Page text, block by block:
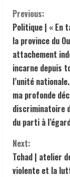
C
o
n
t
i
n
u
e
Previous:
Politique | « En
la province du
attachement
incarne depuis
l’unité
ma profonde
discriminatoire
du parti à
Next:
Tchad | atelier
violente et la